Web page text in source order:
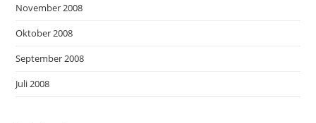
November 2008
Oktober 2008
September 2008
Juli 2008